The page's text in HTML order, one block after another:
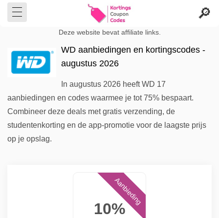
Deze website bevat affiliate links.
WD aanbiedingen en kortingscodes -
augustus 2026
In augustus 2026 heeft WD 17
aanbiedingen en codes waarmee je tot 75% bespaart.
Combineer deze deals met gratis verzending, de
studentenkorting en de app-promotie voor de laagste prijs
op je opslag.
10%
Aanbieding